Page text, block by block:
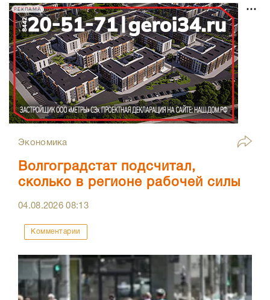
РЕКЛАМА
Экономика
Волгоградстат подсчитал,
сколько в регионе рабочей силы
04.08.202608:13
Комментарии